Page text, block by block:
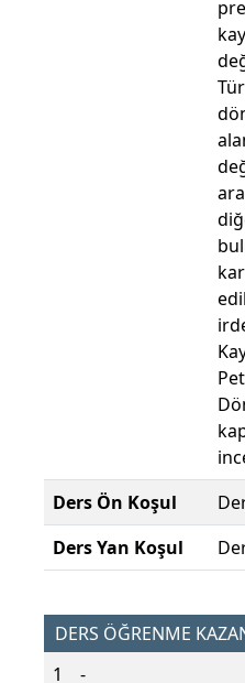
Ders Ön Koşul
Ders Yan Koşul
DERS ÖĞRENME
1
-